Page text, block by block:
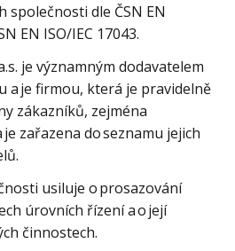
společnosti dle ČSN EN
EN ISO/IEC 17043.
je významným dodavatelem
a je firmou, která je pravidelně
zákazníků, zejména
je zařazena do seznamu jejich
usiluje o prosazování
úrovních řízení a o její
činnostech.